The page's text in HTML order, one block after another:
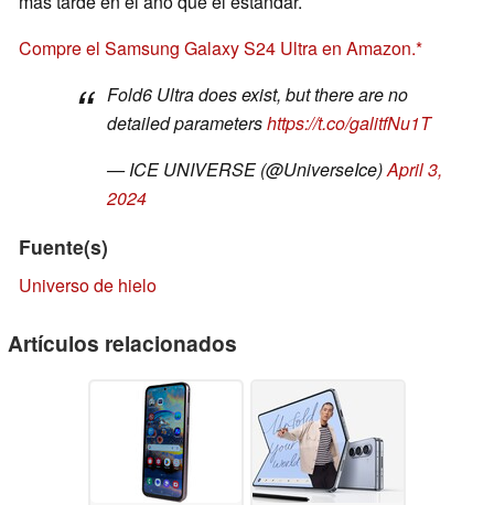
Compre el Samsung Galaxy S24 Ultra en Amazon.
Fold6 Ultra does exist, but there are no
detailed parametershttps://t.co/galitfNu1T
— ICE UNIVERSE (@UniverseIce)April 3,
2024
Fuente(s)
Universo de hielo
Artículos relacionados